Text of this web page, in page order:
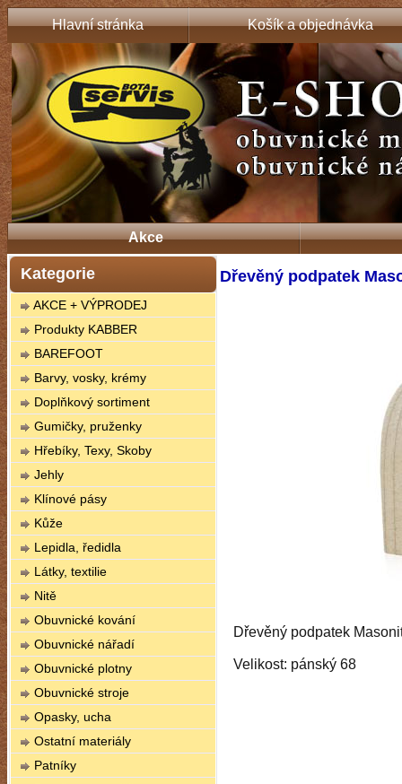
Hlavní stránka Košík a objednávka
Akce
Kategorie
AKCE + VÝPRODEJ
Produkty KABBER
BAREFOOT
Barvy, vosky, krémy
Doplňkový sortiment
Gumičky, pruženky
Hřebíky, Texy, Skoby
Jehly
Klínové pásy
Kůže
Lepidla, ředidla
Látky, textilie
Nitě
Obuvnické kování
Obuvnické nářadí
Obuvnické plotny
Obuvnické stroje
Opasky, ucha
Ostatní materiály
Patníky
Dřevěný podpatek
Dřevěný podpatek
Velikost: pánský 68